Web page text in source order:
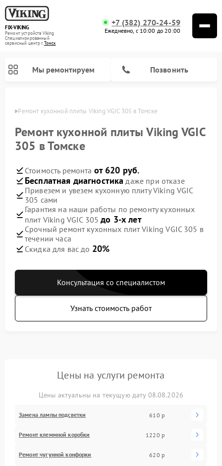
FIX-VIKING
Ремонт устройств Viking
Специализированный
cервисный центр г.Томск
+7 (382) 270-24-59
Ежедневно, с 10:00 до 20:00
Мы ремонтируем Позвонить
Ремонт кухонной плиты Viking VGIC 305 в Томске
Ремонт кухонной плиты Viking VGIC
305 в Томске
Стоимость ремонта от 620 руб.
Бесплатная диагностика даже при отказе
Привезем и увезем кухонную плиту Viking VGIC
305 сами
Гарантия на наши работы по ремонту кухонных
плит Viking VGIC 305до 3-х лет
Срочный ремонт кухонных плит Viking VGIC 305 в
течении часа
Скидка для вас до 20%
Консультация со специалистом
Узнать стоимость работ
Цены на услуги ремонта
Цены актуальны на текущую дату 08.08.2026
Замена лампы подсветки 610 р
Ремонт клеммной коробки 1220 р
Ремонт чугунной конфорки 620 р